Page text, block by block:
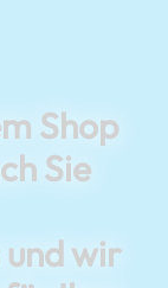
Shop
Sie
und wir